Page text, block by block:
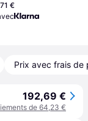
€
Prix avec frais de
192,69 €
de 64,23 €